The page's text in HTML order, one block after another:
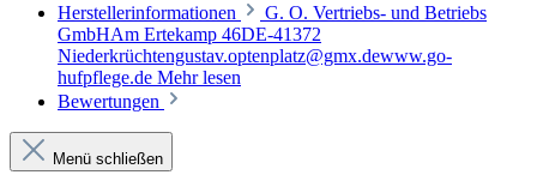
Herstellerinformationen
G. O. Vertriebs- und Betriebs
GmbHAm Ertekamp 46DE-41372
Niederkrüchtengustav.optenplatz@gmx.dewww.go-
hufpflege.de Mehr lesen
Bewertungen
Menü schließen